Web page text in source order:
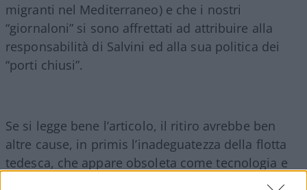
migranti nel Mediterraneo) e che i nostri
“giornaloni” si sono affrettati ad attribuire alla
responsabilità di Salvini ed alla sua politica dei
“porti chiusi”.
Se si legge bene l’articolo, il ritiro avrebbe ben
altre cause, in primis l’inadeguatezza della flotta
tedesca, che appare obsoleta come tecnologia e
troppo scarsa come numero di navi operative